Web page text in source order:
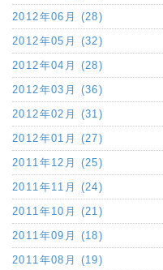
2012年06月 (28)
2012年05月 (32)
2012年04月 (28)
2012年03月 (36)
2012年02月 (31)
2012年01月 (27)
2011年12月 (25)
2011年11月 (24)
2011年10月 (21)
2011年09月 (18)
2011年08月 (19)